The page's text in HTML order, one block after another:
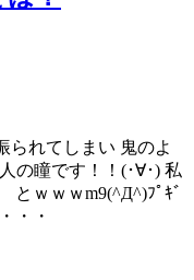
られてしまい 鬼のよ
の瞳です！！(･∀･) 私
ｗｗｗm9(^Д^)ﾌﾟｷﾞ
・・